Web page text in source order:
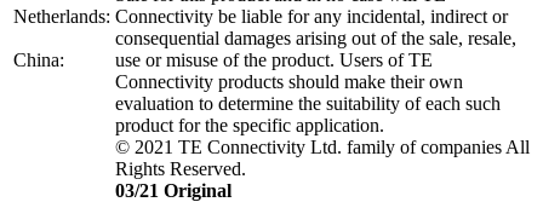
Netherlands:
China:
Connectivity be liable for any incidental, indirect or
consequential damages arising out of the sale, resale,
use or misuse of the product. Users of TE
Connectivity products should make their own
evaluation to determine the suitability of each such
product for the specific application.
© 2021 TE Connectivity Ltd. family of companies All
Rights Reserved.
03/21 Original